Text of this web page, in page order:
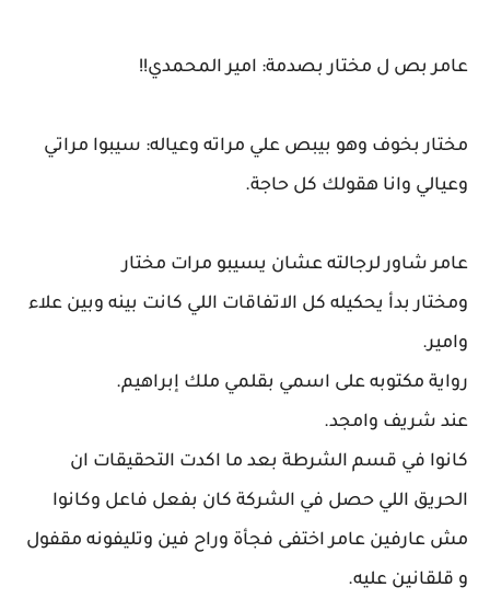
عامر بص ل مختار بصدمة: امير المحمدي!!
مختار بخوف وهو بيبص علي مراته وعياله: سيبوا مراتي
وعيالي وانا هقولك كل حاجة.
عامر شاور لرجالته عشان يسيبو مرات مختار
ومختار بدأ يحكيله كل الاتفاقات اللي كانت بينه وبين علاء
وامير.
رواية مكتوبه على اسمي بقلمي ملك إبراهيم.
عند شريف وامجد.
كانوا في قسم الشرطة بعد ما اكدت التحقيقات ان
الحريق اللي حصل في الشركة كان بفعل فاعل وكانوا
مش عارفين عامر اختفى فجأة وراح فين وتليفونه مقفول
و قلقانين عليه.